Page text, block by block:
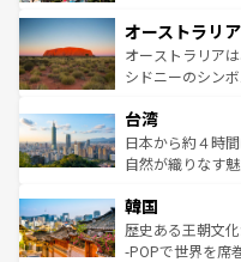
部のニューオー
文化が魅力。旅
しみながら、そ
ならではの贅沢な旅のスタ
情報はコンテン
ワイ島は見逃せ
島だが、静かな
おすすめ。エメ
れるおもてなし
人々、おいしい
ク、伝統的なフ
ワイを、存分に味わってほし
はコンテンツ一覧
オーストラリア
オーストラリア
シドニーのシン
リアリーフや大
ク）、タスマニ
ど、見どころが
いる。アクティ
ビング、ハイキ
い。オーストラ
台湾
日本から約４時
自然が織りなす
ン）、静ひつな
と山間の静けさ
驚きをもたらし
韓国
歴史ある王朝文
-POPで世界を席